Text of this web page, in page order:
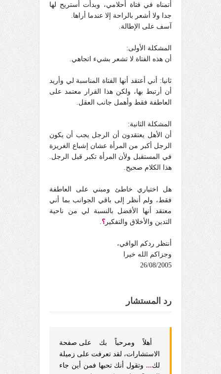
أتمناه في فتاة أحلامي، وبدأت أستريح لها
جدا ولا أشعر بالراحة إلا عندما أراها.
آسف على الإطالة.
المشكلة الأولى:
أن هذه الفتاة لا تشعر بشيء اتجاهي.
ثانيا: أني أعتقد أنها الفتاة المناسبة لي وأريد
أن أرتبط بها، ولكن هذا القرار معتمد على
العاطفة فقط وأهمل جانب العقل.
المشكلة الثانية:
أن الأهل يعتقدون أن الرجل يجب أن يكون
الرجل أكبر من المرأة عشان إشباع الغريزة
في المستقبل ولأن المرأة تكبر قبل الرجل.
هذا الكلام صحيح.
هل اختياري خاطئ ومبني على العاطفة
فقط، ولم أنظر إلى باقي الجوانب بما أني
معتقد أنها الأفضل بالنسبة لي من ناحية
التدين والأخلاق والتفكير ؟
أنتظر ردكم الوافي،
وجزاكم الله خيرا
26/08/2005
رد المستشار
أهلاً ومرحباً بك على صفحة
الاستشارات، لقد تعرفت على زميلة
لك... وتقول أنك تحبها فمن أين جاء